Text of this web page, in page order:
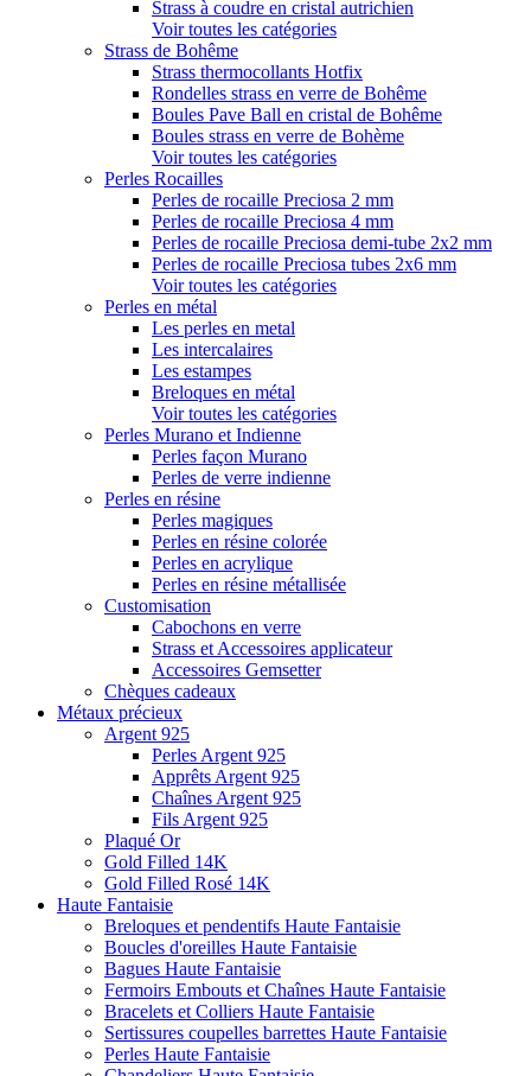
Strass à coudre en cristal autrichien
Voir toutes les catégories
Strass de Bohême
Strass thermocollants Hotfix
Rondelles strass en verre de Bohême
Boules Pave Ball en cristal de Bohême
Boules strass en verre de Bohème
Voir toutes les catégories
Perles Rocailles
Perles de rocaille Preciosa 2 mm
Perles de rocaille Preciosa 4 mm
Perles de rocaille Preciosa demi-tube 2x2 mm
Perles de rocaille Preciosa tubes 2x6 mm
Voir toutes les catégories
Perles en métal
Les perles en metal
Les intercalaires
Les estampes
Breloques en métal
Voir toutes les catégories
Perles Murano et Indienne
Perles façon Murano
Perles de verre indienne
Perles en résine
Perles magiques
Perles en résine colorée
Perles en acrylique
Perles en résine métallisée
Customisation
Cabochons en verre
Strass et Accessoires applicateur
Accessoires Gemsetter
Chèques cadeaux
Métaux précieux
Argent 925
Perles Argent 925
Apprêts Argent 925
Chaînes Argent 925
Fils Argent 925
Plaqué Or
Gold Filled 14K
Gold Filled Rosé 14K
Haute Fantaisie
Breloques et pendentifs Haute Fantaisie
Boucles d'oreilles Haute Fantaisie
Bagues Haute Fantaisie
Fermoirs Embouts et Chaînes Haute Fantaisie
Bracelets et Colliers Haute Fantaisie
Sertissures coupelles barrettes Haute Fantaisie
Perles Haute Fantaisie